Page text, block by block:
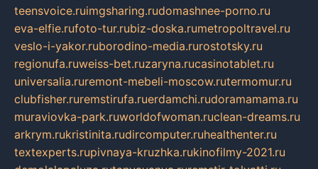
teensvoice.ruimgsharing.rudomashnee-porno.ru
eva-elfie.rufoto-tur.rubiz-doska.rumetropoltravel.ru
veslo-i-yakor.ruborodino-media.rurostotsky.ru
regionufa.ruweiss-bet.ruzaryna.rucasinotablet.ru
universalia.ruremont-mebeli-moscow.rutermomur.ru
clubfisher.ruremstirufa.ruerdamchi.rudoramamama.ru
muraviovka-park.ruworldofwoman.ruclean-dreams.ru
arkrym.rukristinita.rudircomputer.ruhealthenter.ru
textexperts.rupivnaya-kruzhka.rukinofilmy-2021.ru